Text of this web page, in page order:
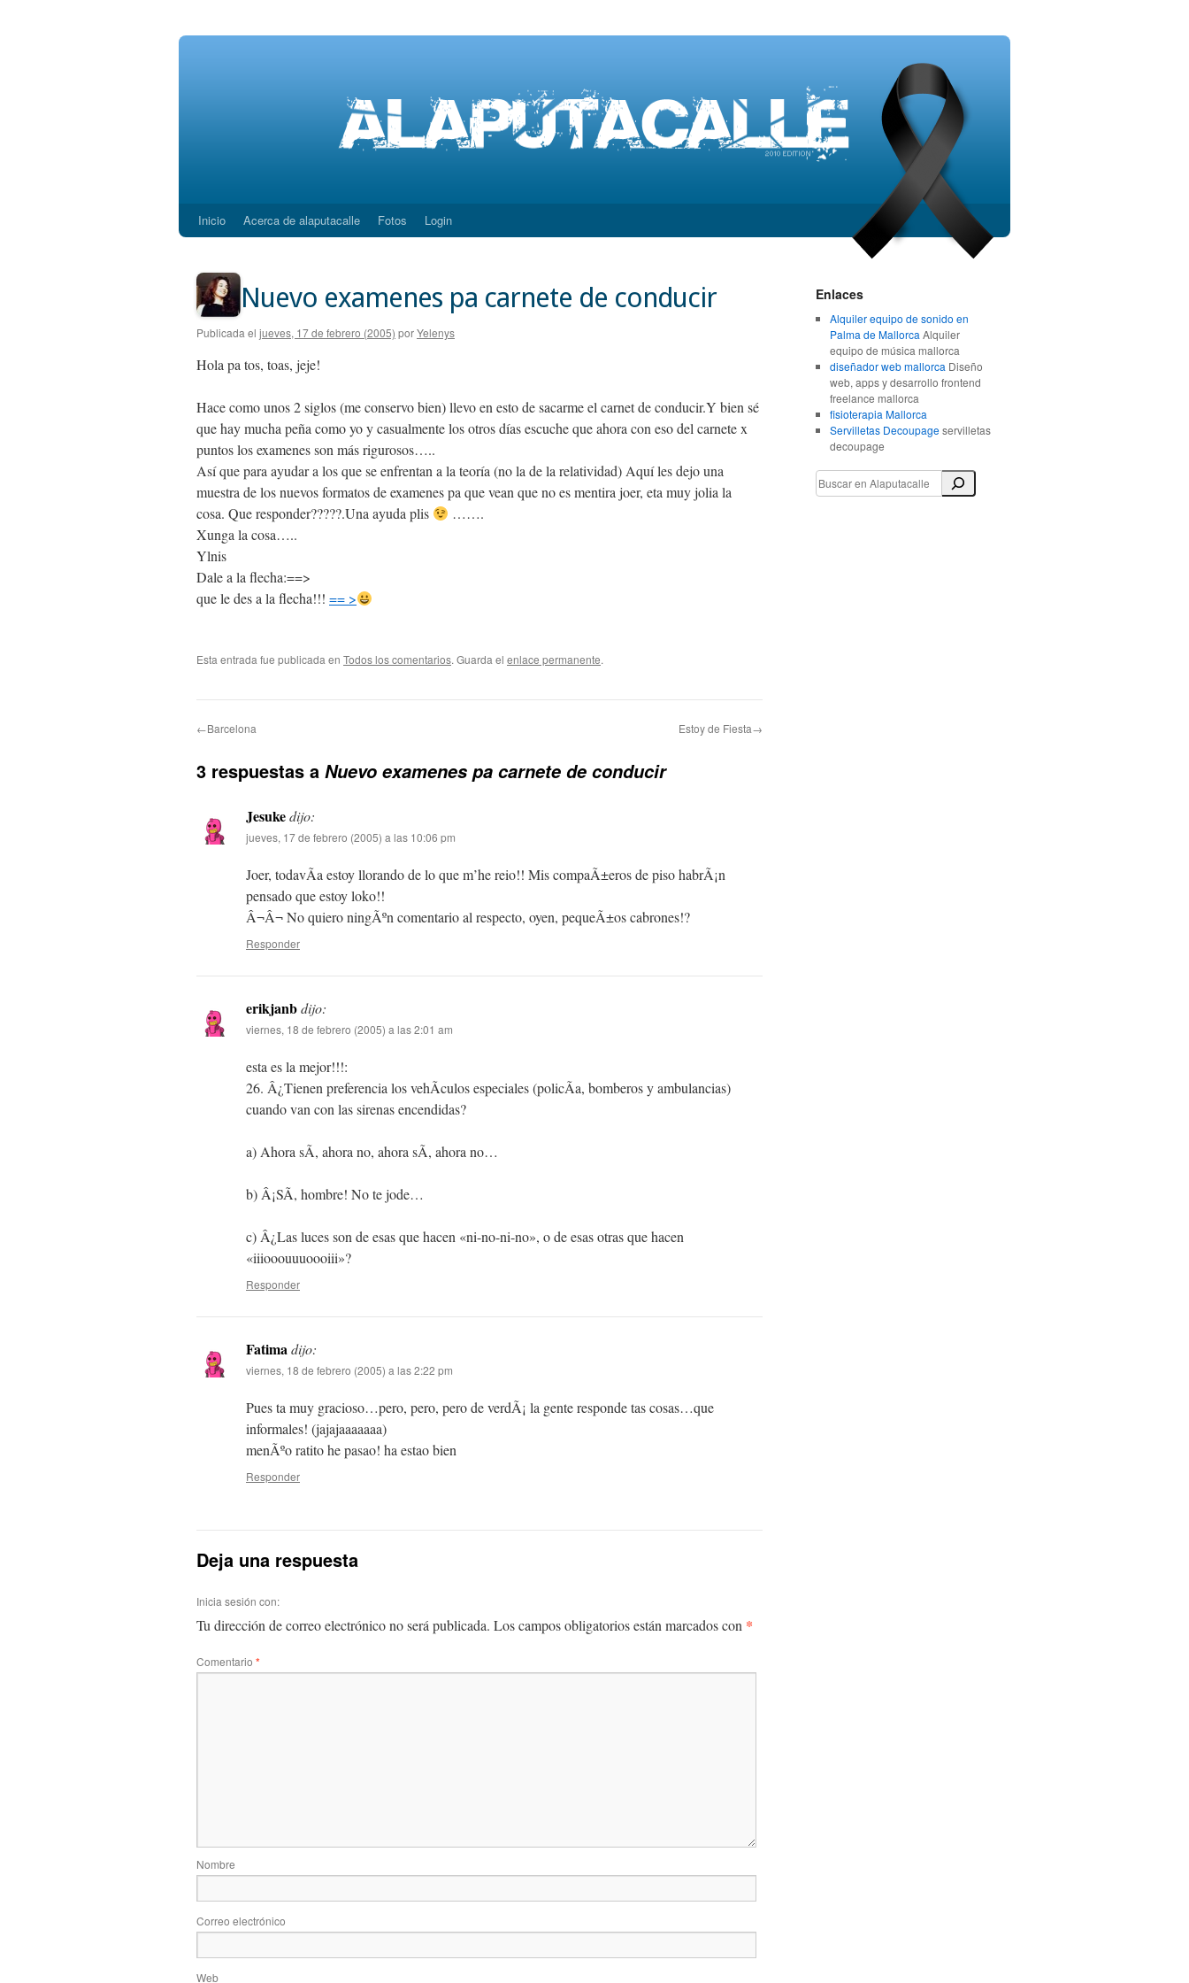
Saltar
contenido
Inicio Acerca de alaputacalle Fotos Login
Nuevo examenes pa carnete de conducir
Publicada el jueves, 17 de febrero (2005) porYelenys
Hola pa tos, toas, jeje!
Hace como unos 2 siglos (me conservo bien) llevo en esto de sacarme el carnet de conducir.Y bien sé
que hay mucha peña como yo y casualmente los otros días escuche que ahora con eso del carnete x
puntos los examenes son más rigurosos…..
Así que para ayudar a los que se enfrentan a la teoría (no la de la relatividad) Aquí les dejo una
muestra de los nuevos formatos de examenes pa que vean que no es mentira joer, eta muy jolia la
cosa. Que responder?????.Una ayuda plis
…….
Xunga la cosa…..
Ylnis
Dale a la flecha:==>
que le des a la flecha!!! == >
Esta entrada fue publicada en Todos los comentarios. Guarda el enlace permanente.
←Barcelona Estoy de Fiesta→
3 respuestas a Nuevo examenes pa carnete de conducir
Jesukedijo:
jueves, 17 de febrero (2005) a las 10:06 pm
Joer, todavÃ­a estoy llorando de lo que m’he reio!! Mis compaÃ±eros de piso habrÃ¡n
pensado que estoy loko!!
Â¬Â¬ No quiero ningÃºn comentario al respecto, oyen, pequeÃ±os cabrones!?
Responder
erikjanbdijo:
viernes, 18 de febrero (2005) a las 2:01 am
esta es la mejor!!!:
26. Â¿Tienen preferencia los vehÃ­culos especiales (policÃ­a, bomberos y ambulancias)
cuando van con las sirenas encendidas?
a) Ahora sÃ­, ahora no, ahora sÃ­, ahora no…
b) Â¡SÃ­, hombre! No te jode…
c) Â¿Las luces son de esas que hacen «ni-no-ni-no», o de esas otras que hacen
«iiiooouuuoooiii»?
Responder
Fatimadijo:
viernes, 18 de febrero (2005) a las 2:22 pm
Pues ta muy gracioso…pero, pero, pero de verdÃ¡ la gente responde tas cosas…que
informales! (jajajaaaaaaa)
menÃºo ratito he pasao! ha estao bien
Responder
Deja una respuesta
Inicia sesión con:
Tu dirección de correo electrónico no será publicada. Los campos obligatorios están marcados con *
Comentario *
Nombre
Correo electrónico
Web
Enlaces
Alquiler equipo de sonido en
Palma de Mallorca Alquiler
equipo de música mallorca
diseñador web mallorca Diseño
web, apps y desarrollo frontend
freelance mallorca
fisioterapia Mallorca
Servilletas Decoupageservilletas
decoupage